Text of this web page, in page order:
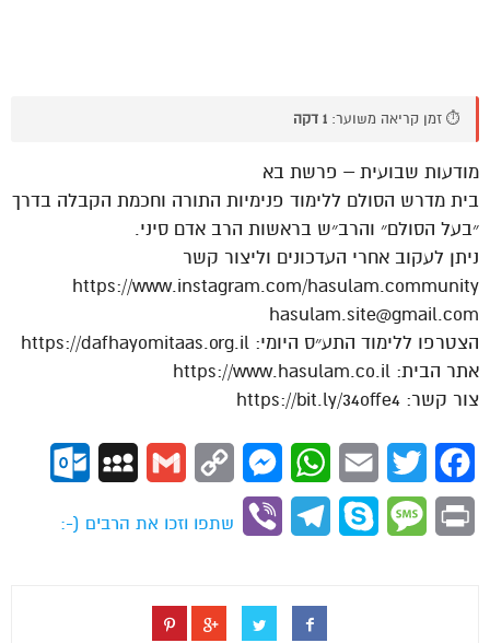
⏱️ זמן קריאה משוער: 1 דקה
מודעות שבועית – פרשת בא
בית מדרש הסולם ללימוד פנימיות התורה וחכמת הקבלה בדרך
״בעל הסולם״ והרב״ש בראשות הרב אדם סיני.
ניתן לעקוב אחרי העדכונים וליצור קשר
https://www.instagram.com/hasulam.community
hasulam.site@gmail.com
הצטרפו ללימוד התע״ס היומי: https://dafhayomitaas.org.il
אתר הבית: https://www.hasulam.co.il
צור קשר: https://bit.ly/34offe4
Facebook
Twitter
Email
WhatsApp
Messenger
Copy
Gmail
MySpace
Print
Message
Skype
Telegram
Viber
שתפו וזכו את הרבים (-: